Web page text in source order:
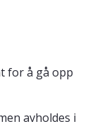
for å gå opp
avholdes i